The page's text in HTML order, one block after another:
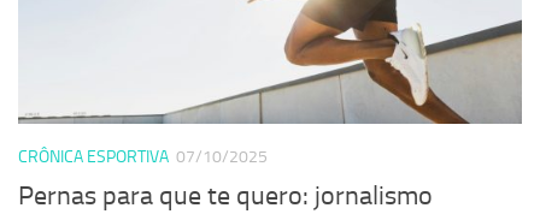
CRÔNICA ESPORTIVA 07/10/2025
Pernas para que te quero: jornalismo